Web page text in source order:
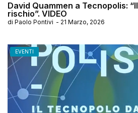
David Quammen a Tecnopolis:
rischio”. VIDEO
di Paolo Pontivi - 21 Marzo, 2026
EVENTI